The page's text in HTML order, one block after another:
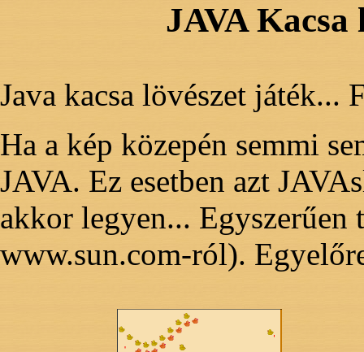
JAVA Kacsa
Java kacsa lövészet játék...
Ha a kép közepén semmi
JAVA. Ez esetben azt
akkor legyen... Egyszerűen
www.sun.com-ról).